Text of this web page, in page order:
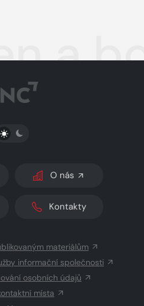
a
PŘEPNOUT SVĚTLÝ/TMAVÝ REŽIM
O nás
Kontakty
materiálům
informační společnosti
osobních údajů
místa